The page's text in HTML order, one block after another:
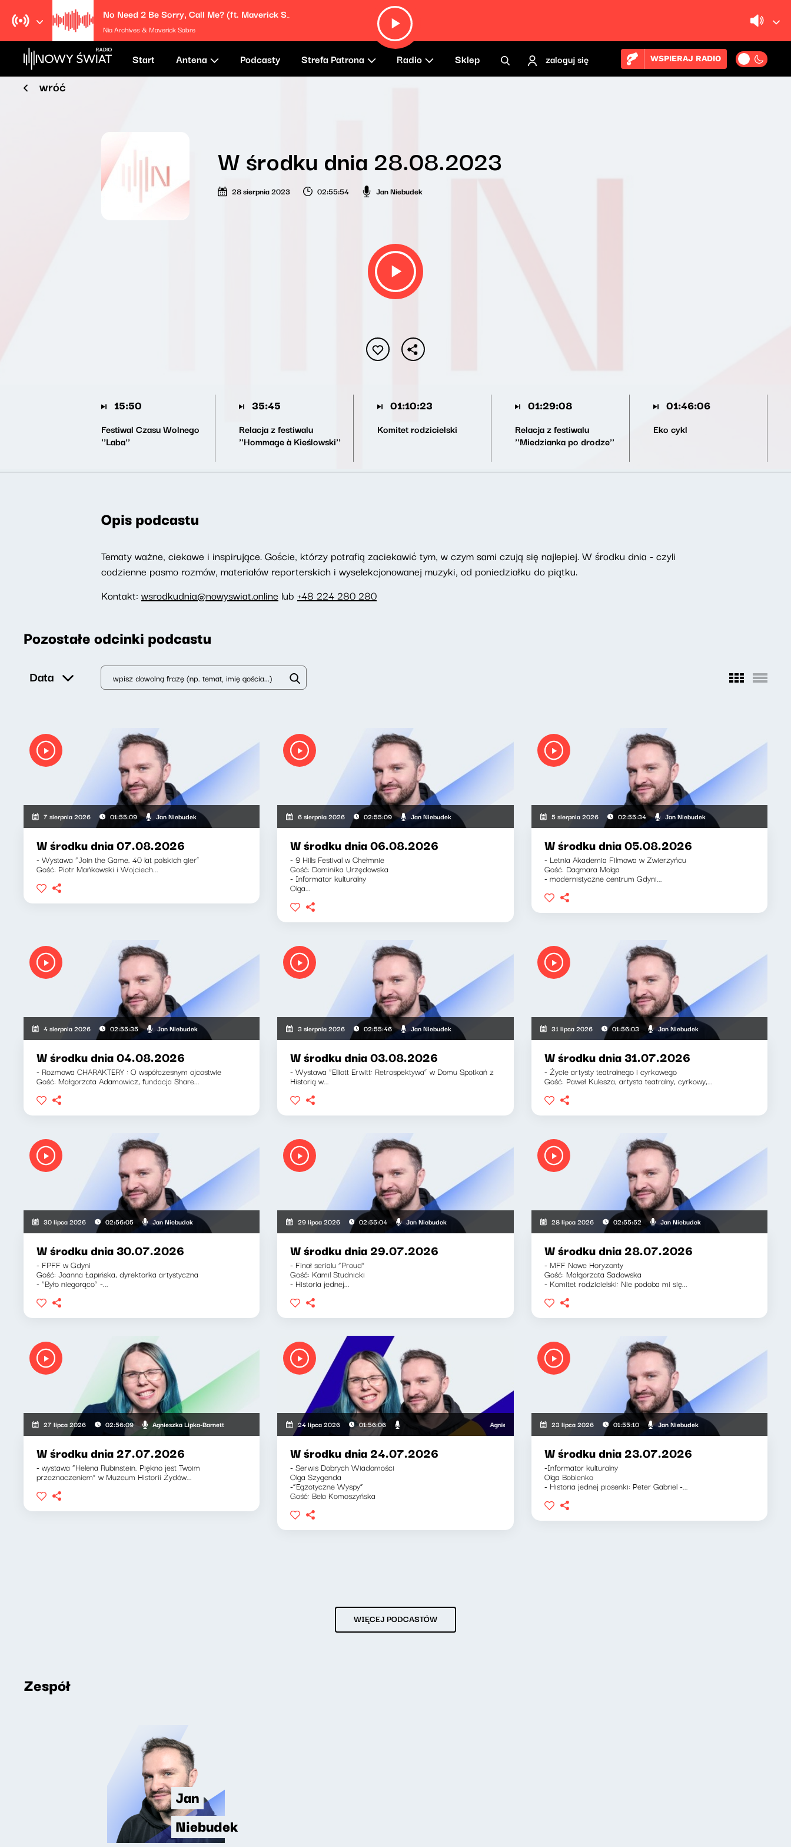
No Need 2 Be Sorry, Call Me? (ft. Maverick Sabre)
Nia Archives & Maverick Sabre
Start Antena Podcasty Strefa Patrona Radio Sklep zaloguj się WSPIERAJ RADIO
wróć
W środku dnia 28.08.2023
28 sierpnia 2023 02:55:54 Jan Niebudek
15:50
Festiwal Czasu Wolnego
''Laba''
35:45
Relacja z festiwalu
''Hommage à Kieślowski''
01:10:23
Komitet rodzicielski
01:29:08
Relacja z festiwalu
''Miedzianka po drodze''
01:46:06
Eko cykl
Opis podcastu
Tematy ważne, ciekawe i inspirujące. Goście, którzy potrafią zaciekawić tym, w czym sami czują się najlepiej. W środku dnia - czyli
codzienne pasmo rozmów, materiałów reporterskich i wyselekcjonowanej muzyki, od poniedziałku do piątku.
Kontakt: wsrodkudnia@nowyswiat.online lub +48 224 280 280
Pozostałe odcinki podcastu
Data
7 sierpnia 2026 01:55:09 Jan Niebudek
W środku dnia 07.08.2026
- Wystawa “Join the Game. 40 lat polskich gier”
Gość: Piotr Mańkowski i Wojciech...
6 sierpnia 2026 02:55:09 Jan Niebudek
W środku dnia 06.08.2026
- 9 Hills Festival w Chełmnie
Gość: Dominika Urzędowska
- Informator kulturalny
Olga...
5 sierpnia 2026 02:55:34 Jan Niebudek
W środku dnia 05.08.2026
- Letnia Akademia Filmowa w Zwierzyńcu
Gość: Dagmara Molga
- modernistyczne centrum Gdyni...
4 sierpnia 2026 02:55:35 Jan Niebudek
W środku dnia 04.08.2026
- Rozmowa CHARAKTERY : O współczesnym ojcostwie
Gość: Małgorzata Adamowicz, fundacja Share...
3 sierpnia 2026 02:55:46 Jan Niebudek
W środku dnia 03.08.2026
- Wystawa “Elliott Erwitt: Retrospektywa” w Domu Spotkań z
Historią w...
31 lipca 2026 01:56:03 Jan Niebudek
W środku dnia 31.07.2026
- Życie artysty teatralnego i cyrkowego
Gość: Paweł Kulesza, artysta teatralny, cyrkowy,...
30 lipca 2026 02:56:05 Jan Niebudek
W środku dnia 30.07.2026
- FPFF w Gdyni
Gość: Joanna Łapińska, dyrektorka artystyczna
- “Było niegorąco” -...
29 lipca 2026 02:55:04 Jan Niebudek
W środku dnia 29.07.2026
- Finał serialu “Proud”
Gość: Kamil Studnicki
- Historia jednej...
28 lipca 2026 02:55:52 Jan Niebudek
W środku dnia 28.07.2026
- MFF Nowe Horyzonty
Gość: Małgorzata Sadowska
- Komitet rodzicielski: Nie podoba mi się...
27 lipca 2026 02:56:09 Agnieszka Lipka-Barnett
W środku dnia 27.07.2026
- wystawa “Helena Rubinstein. Piękno jest Twoim
przeznaczeniem” w Muzeum Historii Żydów...
24 lipca 2026 01:56:06 Agnieszka Lipka-Barnett, Jan Niebudek
W środku dnia 24.07.2026
- Serwis Dobrych Wiadomości
Olga Szygenda
-“Egzotyczne Wyspy”
Gość: Bela Komoszyńska
23 lipca 2026 01:55:10 Jan Niebudek
W środku dnia 23.07.2026
-Informator kulturalny
Olga Bobienko
- Historia jednej piosenki: Peter Gabriel -...
WIĘCEJ PODCASTÓW
Zespół
Jan
Niebudek